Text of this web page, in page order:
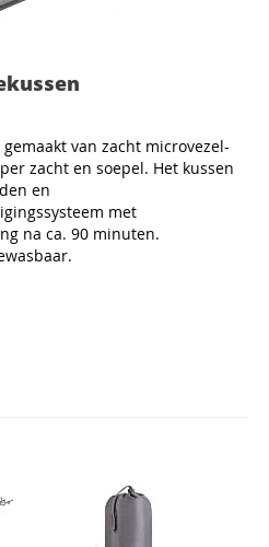
van zacht microvezel-
zacht en soepel. Het kussen
en
met
na ca. 90 minuten.